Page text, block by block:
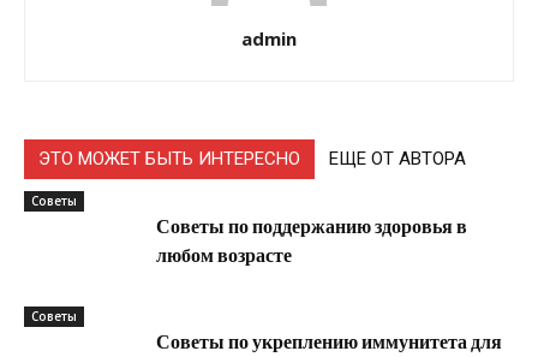
admin
ЭТО МОЖЕТ БЫТЬ ИНТЕРЕСНО ЕЩЕ ОТ АВТОРА
Советы
Советы по поддержанию здоровья в
любом возрасте
Советы
Советы по укреплению иммунитета для